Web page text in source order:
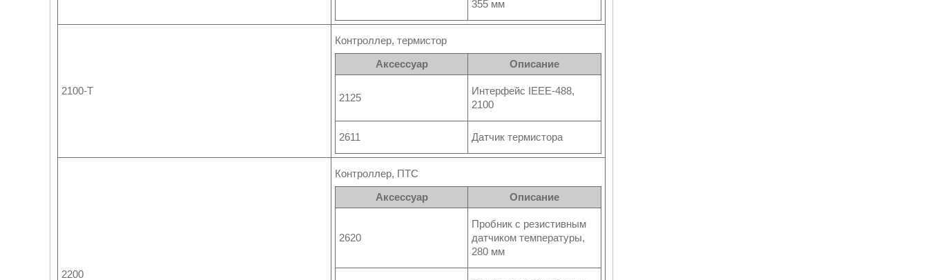
355 мм
2100-T
Контроллер, термистор
Аксессуар
Описание
2125
Интерфейс IEEE-488,
2100
2611 Датчик термистора
2200
Контроллер, ПТС
Аксессуар
Описание
2620
Пробник с резистивным
датчиком температуры,
280 мм